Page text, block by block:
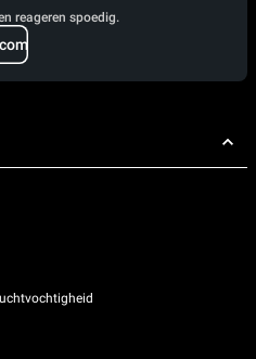
reageren spoedig.